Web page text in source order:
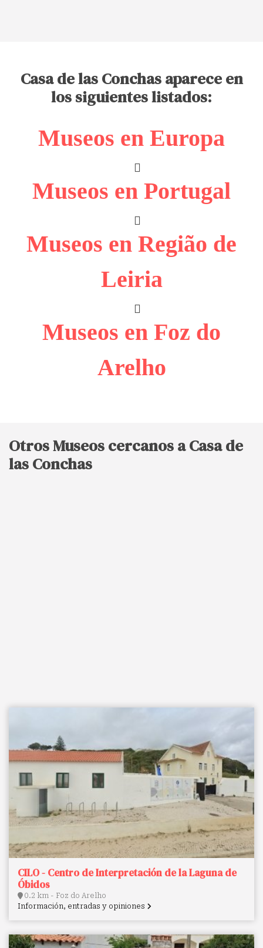
Casa de las Conchas aparece en
los siguientes listados:
Museos en Europa
Museos en Portugal
Museos en Região de
Leiria
Museos en Foz do
Arelho
Otros Museos cercanos a Casa de
las Conchas
CILO - Centro de Interpretación de la Laguna de
Óbidos
0.2 km - Foz do Arelho
Información, entradas y opiniones